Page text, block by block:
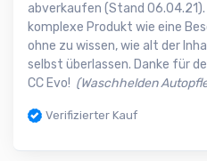
abverkaufen (Stand 06.04.21).
komplexe Produkt wie eine
ohne zu wissen, wie alt der
selbst überlassen. Danke für
CC Evo! (Waschhelden
Verifizierter Kauf